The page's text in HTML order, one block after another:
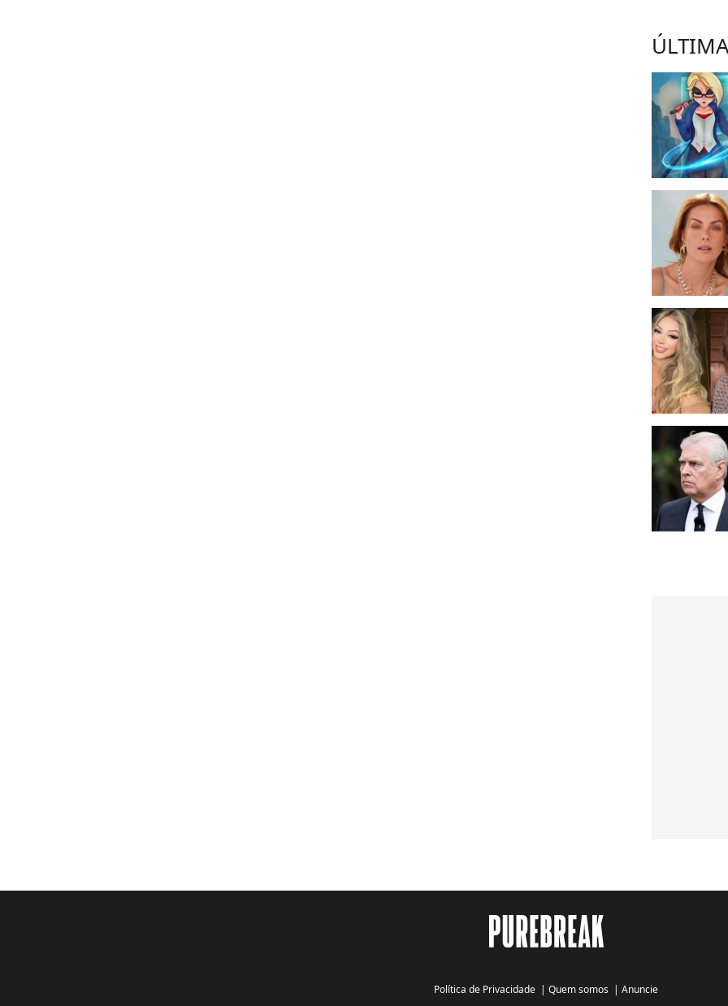
Política de Privacidade | Quem somos | Anuncie